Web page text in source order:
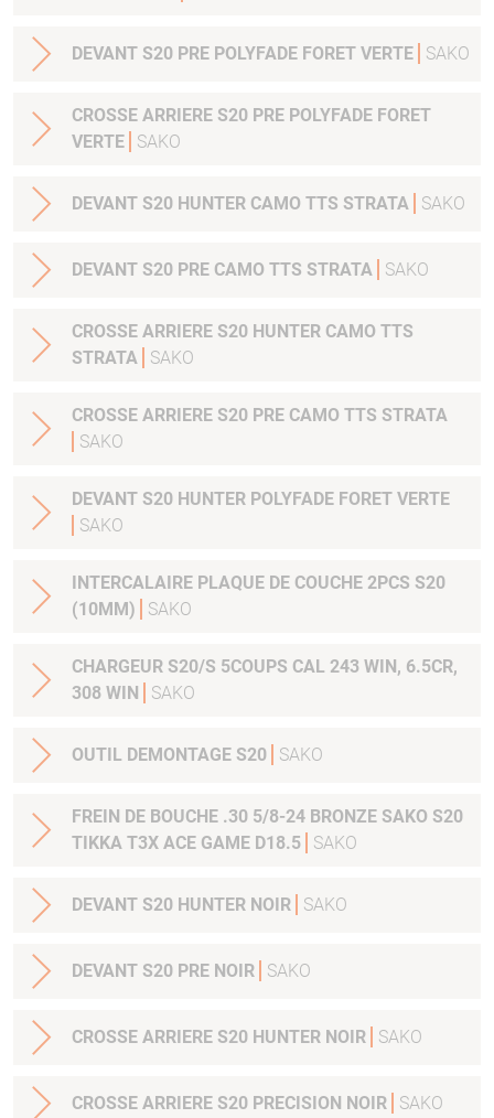
DEVANT S20 PRE POLYFADE FORET VERTE SAKO
CROSSE ARRIERE S20 PRE POLYFADE FORET
VERTE
SAKO
DEVANT S20 HUNTER CAMO TTS STRATA SAKO
DEVANT S20 PRE CAMO TTS STRATA SAKO
CROSSE ARRIERE S20 HUNTER CAMO TTS
STRATA
SAKO
CROSSE ARRIERE S20 PRE CAMO TTS STRATA
SAKO
DEVANT S20 HUNTER POLYFADE FORET VERTE
SAKO
INTERCALAIRE PLAQUE DE COUCHE 2PCS S20
(10MM)
SAKO
CHARGEUR S20/S 5COUPS CAL 243 WIN, 6.5CR,
308 WIN
SAKO
OUTIL DEMONTAGE S20 SAKO
FREIN DE BOUCHE .30 5/8-24 BRONZE SAKO S20
TIKKA T3X ACE GAME D18.5
SAKO
DEVANT S20 HUNTER NOIR SAKO
DEVANT S20 PRE NOIR SAKO
CROSSE ARRIERE S20 HUNTER NOIR SAKO
CROSSE ARRIERE S20 PRECISION NOIR SAKO